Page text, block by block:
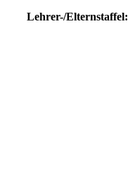
Lehrer-/Elternstaffel: